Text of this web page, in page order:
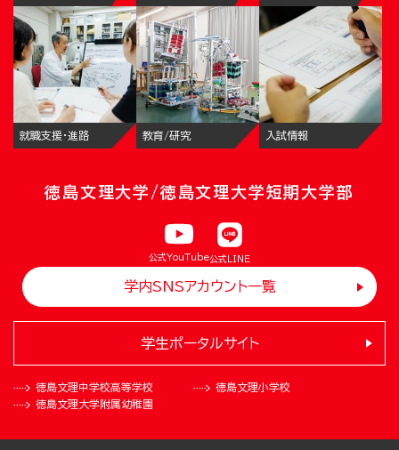
就職支援・進路 教育/研究 入試情報
徳島文理大学/徳島文理大学短期大学部
公式YouTube公式LINE
学内SNSアカウント一覧
徳島文理中学校高等学校
徳島文理小学校
徳島文理大学附属幼稚園
学生ポータルサイト